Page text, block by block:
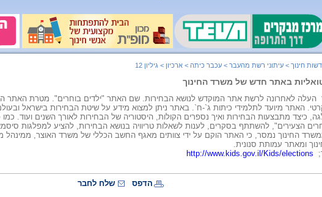
חינוך > עיתוני רשת מהעבר > עכבר כיתה > ארכיון > גיליון 12
באתר חדש של משרד החינוך
העלה לאחרונה לרשת אתר המוקדש לנושא הבחירות. שם האתר "ילדים בוחרים". מטרת האתר
האתר מיועד לתלמידי כיתות ג`-ח`. באתר ניתן למצוא מידע על שיטת הבחירות בישראל
כיצד מתבצעות הבחירות ואיך נספרים הקולות, היסטוריה של הבחירות לאורך השנים ועוד. כמו
הצעירים", להשתתף בסקרים, לענות לשאלות טריוויה בנושא הבחירות, להציע למפלגות
ממשרד החינוך נמסר, כי האתר הוקם על ידי צוותים מאגף החשב הכללי של משרד האוצר, ממינהל
ומאתר עמותת סנונית.
http://www.kids.gov.il/Kids/elections
הדפס שלח לחבר